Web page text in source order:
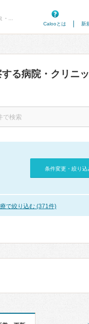
Calooとは
新
る病院・クリニ
条件変更・絞り
で絞り込む (371件)